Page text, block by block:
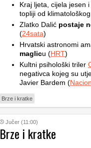
Kraj ljeta, cijela jesen
topliji od
Zlatko Dalić postaje
(24sata)
Hrvatski astronomi
maglicu (HRT)
Kultni psihološki triler
negativca kojeg su
Javier Bardem (
Brze i kratke
Jučer (11:00)
Brze i kratke